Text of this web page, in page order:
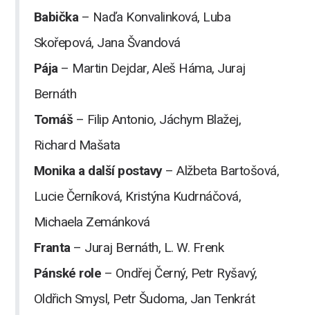
Babička – Naďa Konvalinková, Luba
Skořepová, Jana Švandová
Pája – Martin Dejdar, Aleš Háma, Juraj
Bernáth
Tomáš – Filip Antonio, Jáchym Blažej,
Richard Mašata
Monika a další postavy– Alžbeta Bartošová,
Lucie Černíková, Kristýna Kudrnáčová,
Michaela Zemánková
Franta – Juraj Bernáth, L. W. Frenk
Pánské role – Ondřej Černý, Petr Ryšavý,
Oldřich Smysl, Petr Šudoma, Jan Tenkrát